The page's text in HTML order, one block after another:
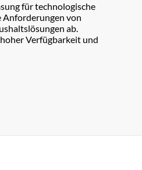
für technologische
Anforderungen von
ab.
Verfügbarkeit und